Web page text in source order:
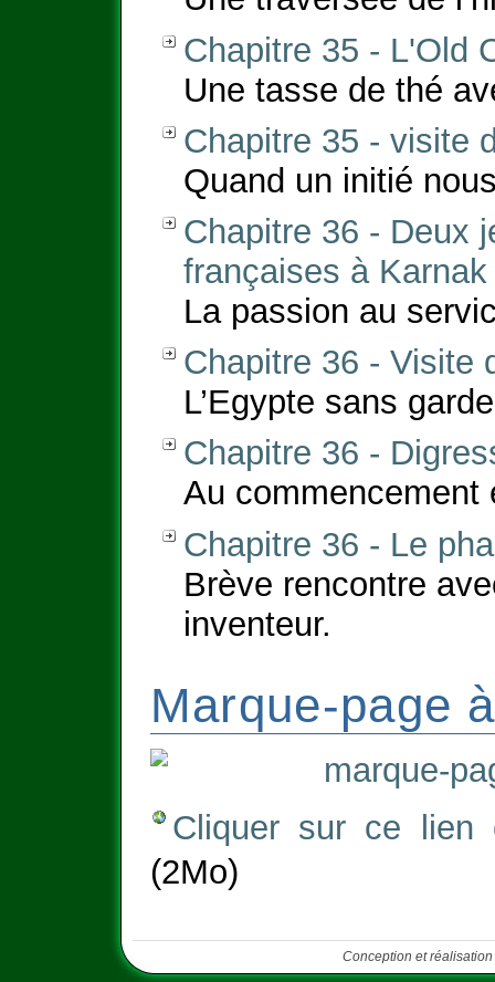
Chapitre 35 - L'Old
Une tasse de thé
Chapitre 35 - visite
Quand un initié
Chapitre 36 - Deux
françaises à Karnak
La passion au
Chapitre 36 - Visite
L’Egypte sans
Chapitre 36 -
Au commencement
Chapitre 36 - Le
Brève rencontre
inventeur.
Marque-page
Cliquer sur ce lien
(2Mo)
Conception et